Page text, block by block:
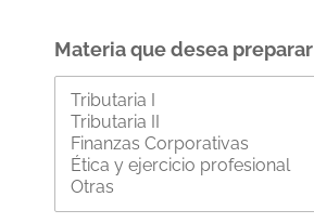
Materia que desea preparar